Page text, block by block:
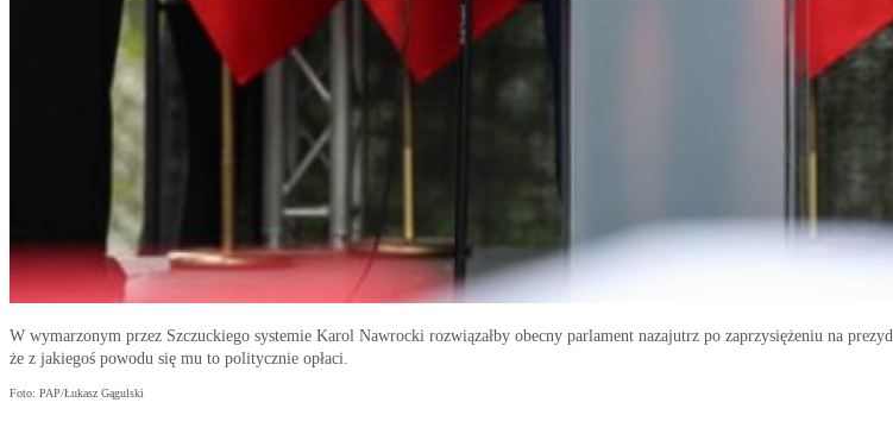
W wymarzonym przez Szczuckiego systemie Karol Nawrocki rozwiązałby obecny parlament nazajutrz po zaprzysiężeniu na
że z jakiegoś powodu się mu to politycznie opłaci.
Foto: PAP/Łukasz Gągulski